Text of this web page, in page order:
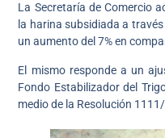
La Secretaría de Comercio
la harina subsidiada a
un aumento del 7% en
El mismo responde a un
Fondo Estabilizador del
medio de la Resolución